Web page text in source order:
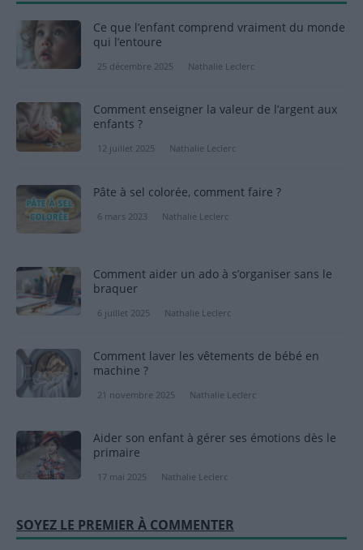
Ce que l’enfant comprend vraiment du monde
qui l’entoure
25 décembre 2025 Nathalie Leclerc
Comment enseigner la valeur de l’argent aux
enfants ?
12 juillet 2025 Nathalie Leclerc
Pâte à sel colorée, comment faire ?
6 mars 2023 Nathalie Leclerc
Comment aider un ado à s’organiser sans le
braquer
6 juillet 2025 Nathalie Leclerc
Comment laver les vêtements de bébé en
machine ?
21 novembre 2025 Nathalie Leclerc
Aider son enfant à gérer ses émotions dès le
primaire
17 mai 2025 Nathalie Leclerc
SOYEZ LE PREMIER À COMMENTER